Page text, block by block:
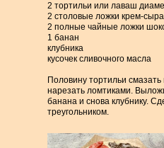
2 тортильи или лаваш
2 столовые ложки крем-сыра
2 полные чайные ложки
1 банан
клубника
кусочек сливочного масла
Половину тортильи
нарезать ломтиками.
банана и снова клубнику.
треугольником.